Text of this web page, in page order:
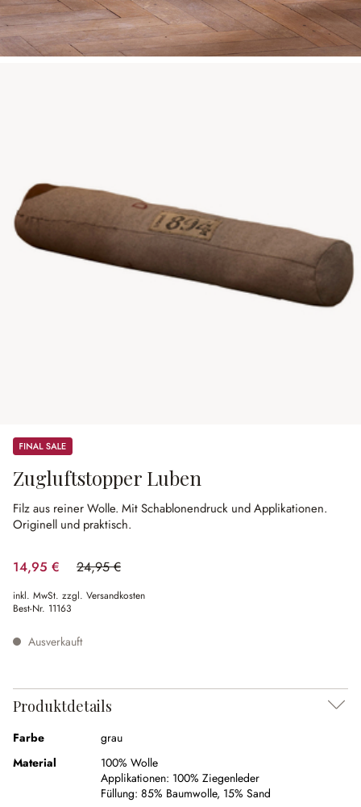
Sale
Zugluftstopper Luben
Filz aus reiner Wolle. Mit Schablonendruck und Applikationen.
Originell und praktisch.
14,95 € 24,95 €
(40.08% gespart)
inkl. MwSt. zzgl. Versandkosten
Best-Nr. 11163
Ausverkauft
Produktdetails
Farbe
grau
Material
100% Wolle
Applikationen: 100% Ziegenleder
Füllung: 85% Baumwolle, 15% Sand